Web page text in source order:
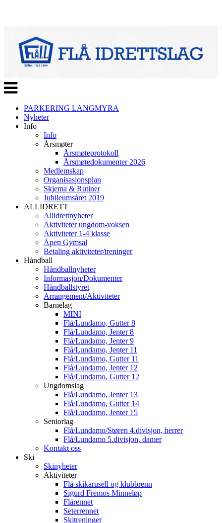
Veksle
navigasjon
PARKERING LANGMYRA
Nyheter
Info
Info
Årsmøter
Årsmøteprotokoll
Årsmøtedokumenter 2026
Medlemskap
Organisasjonsplan
Skjema & Rutiner
Jubileumsåret 2019
ALLIDRETT
Allidrettnyheter
Aktiviteter ungdom-voksen
Aktiviteter 1-4 klasse
Åpen Gymsal
Betaling aktiviteter/treninger
Håndball
Håndballnyheter
Informasjon/Dokumenter
Håndballstyret
Arrangement/Aktiviteter
Barnelag
MINI
Flå/Lundamo, Gutter 8
Flå/Lundamo, Jenter 8
Flå/Lundamo, Jenter 9
Flå/Lundamo, Jenter 11
Flå/Lundamo, Gutter 11
Flå/Lundamo, Jenter 12
Flå/Lundamo, Gutter 12
Ungdomslag
Flå/Lundamo, Jenter 13
Flå/Lundamo, Gutter 14
Flå/Lundamo, Jenter 15
Seniorlag
Flå/Lundamo/Støren 4.divisjon, herrer
Flå/Lundamo 5.divisjon, damer
Kontakt oss
Ski
Skinyheter
Aktiviteter
Flå skikarusell og klubbrenn
Sigurd Fremos Minneløp
Flårennet
Seterrennet
Skitreninger